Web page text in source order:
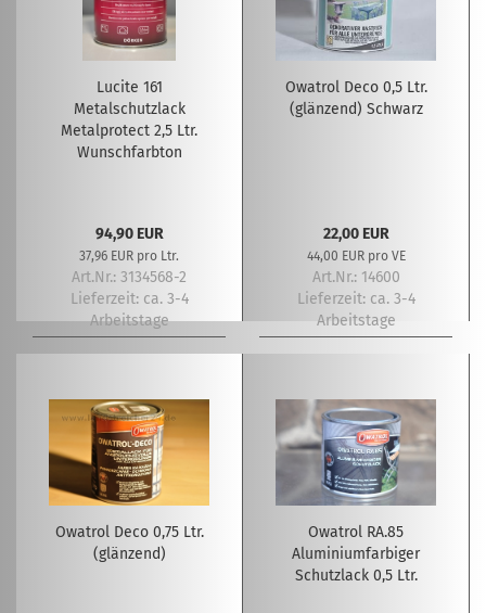
Lucite 161
Metalschutzlack
Metalprotect 2,5 Ltr.
Wunschfarbton
94,90 EUR
37,96 EUR pro Ltr.
Art.Nr.: 3134568-2
Lieferzeit: ca. 3-4
Arbeitstage
Owatrol Deco 0,5 Ltr.
(glänzend) Schwarz
22,00 EUR
44,00 EUR pro VE
Art.Nr.: 14600
Lieferzeit: ca. 3-4
Arbeitstage
Owatrol Deco 0,75 Ltr.
(glänzend)
Owatrol RA.85
Aluminiumfarbiger
Schutzlack 0,5 Ltr.